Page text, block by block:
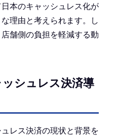
本のキャッシュレス化が
理由と考えられます。し
舗側の負担を軽減する動
シュレス決済導
レス決済の現状と背景を